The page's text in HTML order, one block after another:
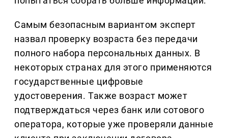
Самым безопасным вариантом эксперт
назвал проверку возраста без передачи
полного набора персональных данных. В
некоторых странах для этого применяются
государственные цифровые
удостоверения. Также возраст может
подтверждаться через банк или сотового
оператора, которые уже проверяли данные